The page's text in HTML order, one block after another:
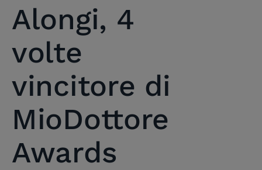
Alongi, 4
volte
vincitore di
MioDottore
Awards